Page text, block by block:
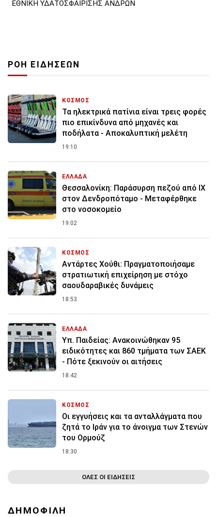
ΕΘΝΙΚΗ ΥΔΑΤΟΣΦΑΙΡΙΣΗΣ ΑΝΔΡΩΝ
ΡΟΗ ΕΙΔΗΣΕΩΝ
ΚΟΣΜΟΣ
Τα ηλεκτρικά πατίνια είναι τρεις φορές
πιο επικίνδυνα από μηχανές και
ποδήλατα - Αποκαλυπτική μελέτη
19:10
ΕΛΛΑΔΑ
Θεσσαλονίκη: Παράσυρση πεζού από ΙΧ
στον Δενδροπόταμο - Μεταφέρθηκε
στο νοσοκομείο
19:02
ΚΟΣΜΟΣ
Αντάρτες Χούθι: Πραγματοποιήσαμε
στρατιωτική επιχείρηση με στόχο
σαουδαραβικές δυνάμεις
18:53
ΕΛΛΑΔΑ
Υπ. Παιδείας: Ανακοινώθηκαν 95
ειδικότητες και 860 τμήματα των ΣΑΕΚ
- Πότε ξεκινούν οι αιτήσεις
18:42
ΚΟΣΜΟΣ
Οι εγγυήσεις και τα ανταλλάγματα που
ζητά το Ιράν για το άνοιγμα των Στενών
του Ορμούζ
18:30
ΟΛΕΣ ΟΙ ΕΙΔΗΣΕΙΣ
ΔΗΜΟΦΙΛΗ